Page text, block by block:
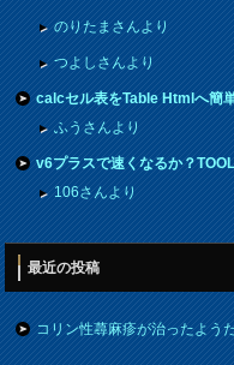
のりたまさんより
つよしさんより
calcセル表をTable Htmlへ簡
ふうさんより
v6プラスで速くなるか？
106さんより
最近の投稿
コリン性蕁麻疹が治ったよう